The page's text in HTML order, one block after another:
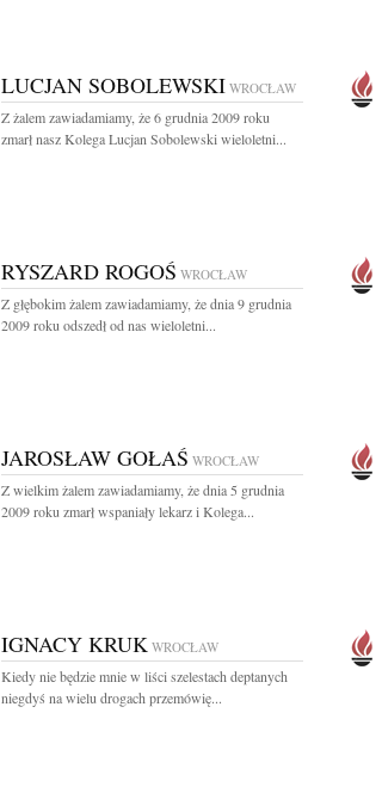
LUCJAN SOBOLEWSKI WROCŁAW
Z żalem zawiadamiamy, że 6 grudnia 2009 roku
zmarł nasz Kolega Lucjan Sobolewski wieloletni...
RYSZARD ROGOŚ WROCŁAW
Z głębokim żalem zawiadamiamy, że dnia 9 grudnia
2009 roku odszedł od nas wieloletni...
JAROSŁAW GOŁAŚ WROCŁAW
Z wielkim żalem zawiadamiamy, że dnia 5 grudnia
2009 roku zmarł wspaniały lekarz i Kolega...
IGNACY KRUK WROCŁAW
Kiedy nie będzie mnie w liści szelestach deptanych
niegdyś na wielu drogach przemówię...